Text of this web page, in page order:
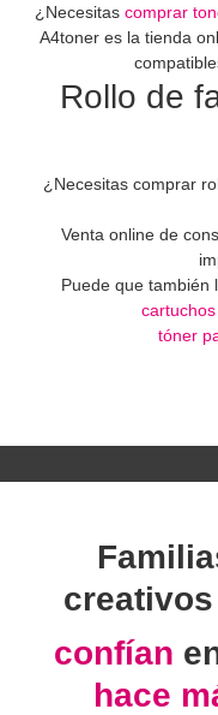
¿Necesitas comprar
A4toner es la tienda
Rollo de
¿Necesitas comprar
Venta online de
Puede que también
tóner
confían
hace